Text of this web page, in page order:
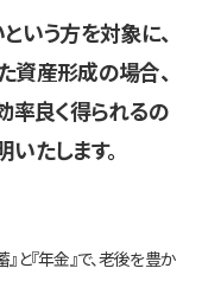
いう方を対象に、
資産形成の場合、
率良く得られるの
たします。
と『年金』で、老後を豊か